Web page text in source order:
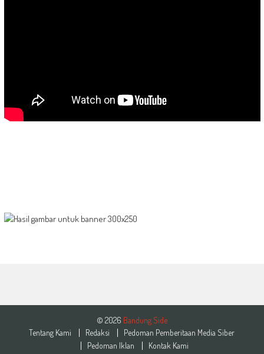
© 2026 Bandung Side
Tentang Kami
Redaksi
Pedoman Pemberitaan Media Siber
Pedoman Iklan
Kontak Kami